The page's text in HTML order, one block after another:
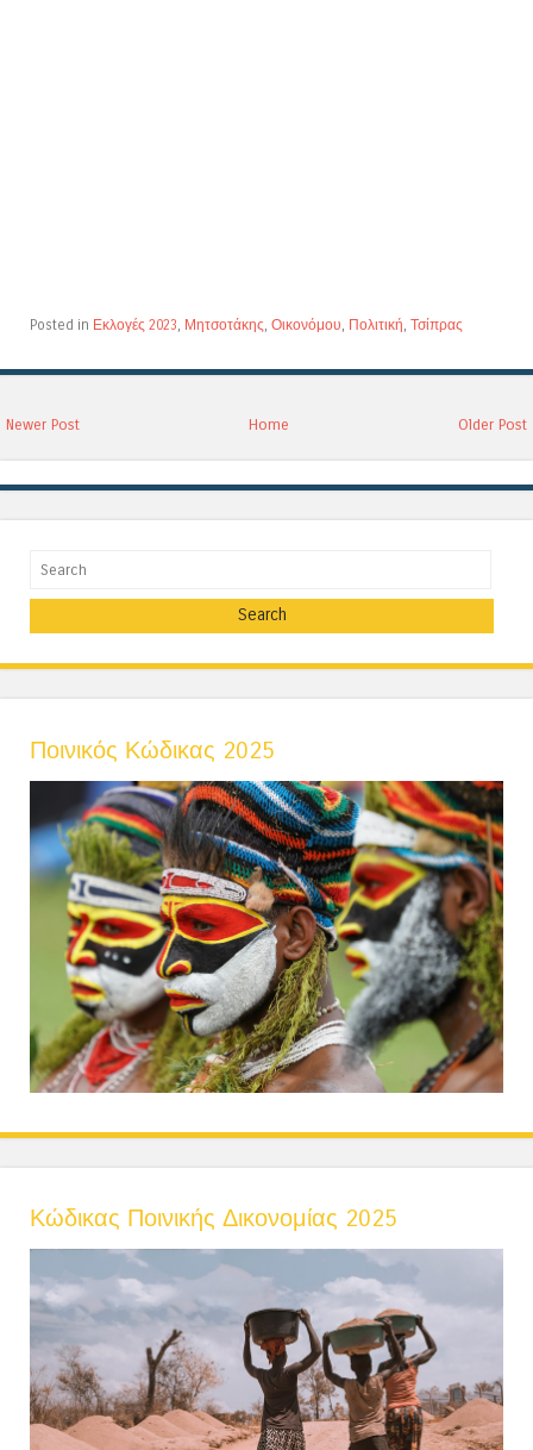
Posted in Εκλογές 2023, Μητσοτάκης, Οικονόμου, Πολιτική, Τσίπρας
Newer Post Older Post
Home
Search
Ποινικός Κώδικας 2025
Κώδικας Ποινικής Δικονομίας 2025